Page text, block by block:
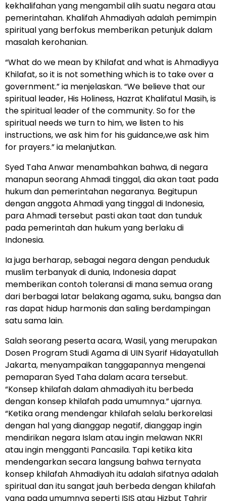
kekhalifahan yang mengambil alih suatu negara atau
pemerintahan. Khalifah Ahmadiyah adalah pemimpin
spiritual yang berfokus memberikan petunjuk dalam
masalah kerohanian.
“What do we mean by Khilafat and what is Ahmadiyya
Khilafat, so it is not something which is to take over a
government.” ia menjelaskan. “We believe that our
spiritual leader, His Holiness, Hazrat Khalifatul Masih, is
the spiritual leader of the community. So for the
spiritual needs we turn to him, we listen to his
instructions, we ask him for his guidance,we ask him
for prayers.” ia melanjutkan.
Syed Taha Anwar menambahkan bahwa, di negara
manapun seorang Ahmadi tinggal, dia akan taat pada
hukum dan pemerintahan negaranya. Begitupun
dengan anggota Ahmadi yang tinggal di Indonesia,
para Ahmadi tersebut pasti akan taat dan tunduk
pada pemerintah dan hukum yang berlaku di
Indonesia.
Ia juga berharap, sebagai negara dengan penduduk
muslim terbanyak di dunia, Indonesia dapat
memberikan contoh toleransi di mana semua orang
dari berbagai latar belakang agama, suku, bangsa dan
ras dapat hidup harmonis dan saling berdampingan
satu sama lain.
Salah seorang peserta acara, Wasil, yang merupakan
Dosen Program Studi Agama di UIN Syarif Hidayatullah
Jakarta, menyampaikan tanggapannya mengenai
pemaparan Syed Taha dalam acara tersebut.
“Konsep khilafah dalam ahmadiyah itu berbeda
dengan konsep khilafah pada umumnya.” ujarnya.
“Ketika orang mendengar khilafah selalu berkorelasi
dengan hal yang dianggap negatif, dianggap ingin
mendirikan negara Islam atau ingin melawan NKRI
atau ingin mengganti Pancasila. Tapi ketika kita
mendengarkan secara langsung bahwa ternyata
konsep khilafah Ahmadiyah itu adalah sifatnya adalah
spiritual dan itu sangat jauh berbeda dengan khilafah
yang pada umumnya seperti ISIS atau Hizbut Tahrir